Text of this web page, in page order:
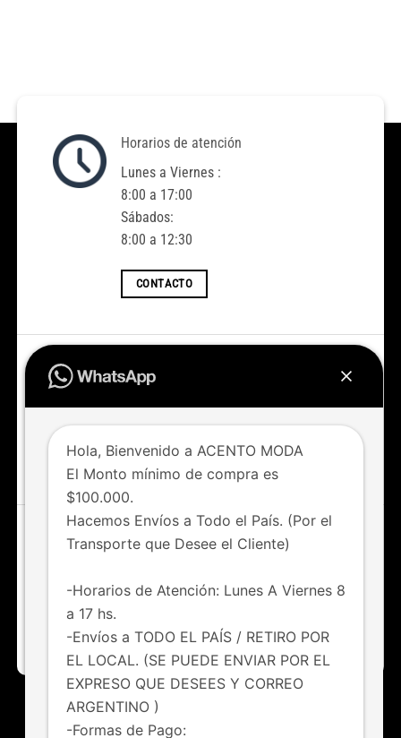
Horarios de atención
Lunes a Viernes :
8:00 a 17:00
Sábados:
8:00 a 12:30
CONTACTO
Accedé a todas las novedades
Nuevos ingresos todas las semanas
IR AL SHOP
¿Tenés dudas o consultas?
Chateá con nosotros vía whatsapp
HOME NOVEDADES
Hola, Bienvenido a ACENTO MODA
El Monto mínimo de compra es
$100.000.
Hacemos Envíos a Todo el País. (Por el
Transporte que Desee el Cliente)
-Horarios de Atención: Lunes A Viernes 8
a 17 hs.
-Envíos a TODO EL PAÍS / RETIRO POR
EL LOCAL. (SE PUEDE ENVIAR POR EL
EXPRESO QUE DESEES Y CORREO
ARGENTINO )
-Formas de Pago: